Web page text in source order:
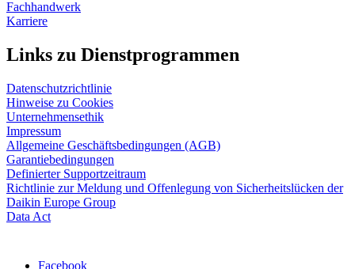
Fachhandwerk
Karriere
Links zu Dienstprogrammen
Datenschutzrichtlinie
Hinweise zu Cookies
Unternehmensethik
Impressum
Allgemeine Geschäftsbedingungen (AGB)
Garantiebedingungen
Definierter Supportzeitraum
Richtlinie zur Meldung und Offenlegung von Sicherheitslücken der
Daikin Europe Group
Data Act
Facebook